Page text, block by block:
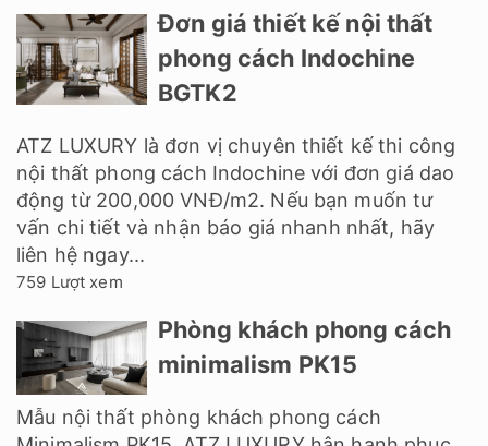
Đơn giá thiết kế nội thất
phong cách Indochine
BGTK2
ATZ LUXURY là đơn vị chuyên thiết kế thi công
nội thất phong cách Indochine với đơn giá dao
động từ 200,000 VNĐ/m2. Nếu bạn muốn tư
vấn chi tiết và nhận báo giá nhanh nhất, hãy
liên hệ ngay...
759 Lượt xem
Phòng khách phong cách
minimalism PK15
Mẫu nội thất phòng khách phong cách